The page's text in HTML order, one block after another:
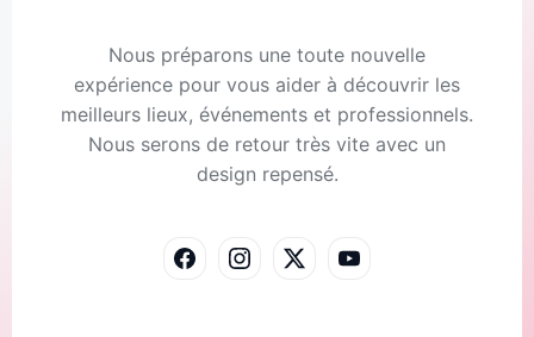
Nous préparons une toute nouvelle
expérience pour vous aider à découvrir les
meilleurs lieux, événements et professionnels.
Nous serons de retour très vite avec un
design repensé.